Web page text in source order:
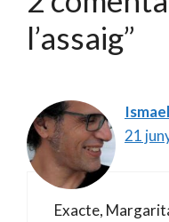
l’assaig”
21
Exacte,